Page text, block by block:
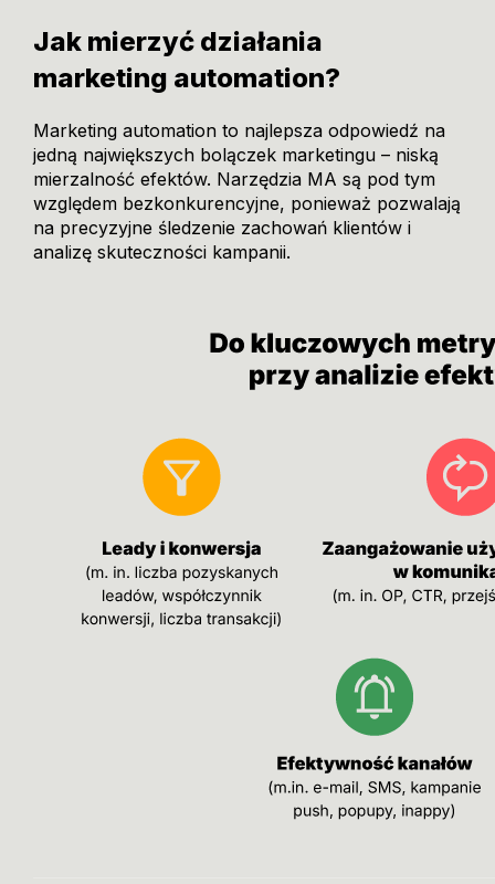
Jak mierzyć działania
marketing automation?
Marketing automation to najlepsza odpowiedź na
jedną największych bolączek marketingu – niską
mierzalność efektów. Narzędzia MA są pod tym
względem bezkonkurencyjne, ponieważ pozwalają
na precyzyjne śledzenie zachowań klientów i
analizę skuteczności kampanii.